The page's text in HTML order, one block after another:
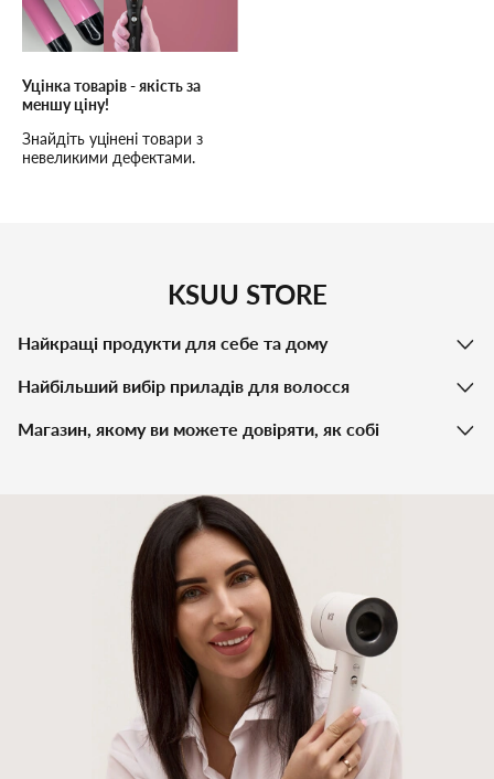
Уцінка товарів - якість за
меншу ціну!
Знайдіть уцінені товари з
невеликими дефектами.
KSUU STORE
Найкращі продукти для себе та дому
Найбільший вибір приладів для волосся
Магазин, якому ви можете довіряти, як собі